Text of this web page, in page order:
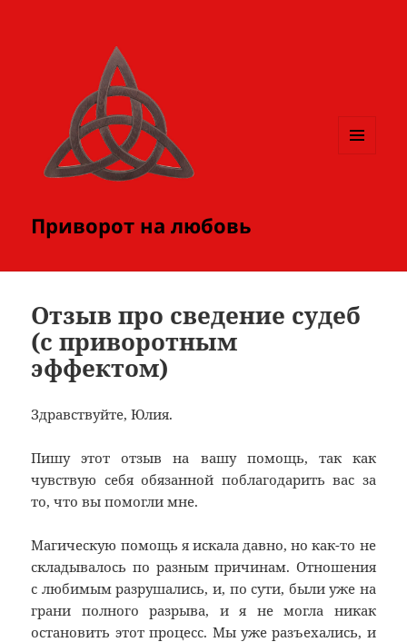
Приворот на любовь
Отзыв про сведение судеб
(с приворотным
эффектом)
Здравствуйте, Юлия.
Пишу этот отзыв на вашу помощь, так как
чувствую себя обязанной поблагодарить вас за
то, что вы помогли мне.
Магическую помощь я искала давно, но как-то не
складывалось по разным причинам. Отношения
с любимым разрушались, и, по сути, были уже на
грани полного разрыва, и я не могла никак
остановить этот процесс. Мы уже разъехались, и